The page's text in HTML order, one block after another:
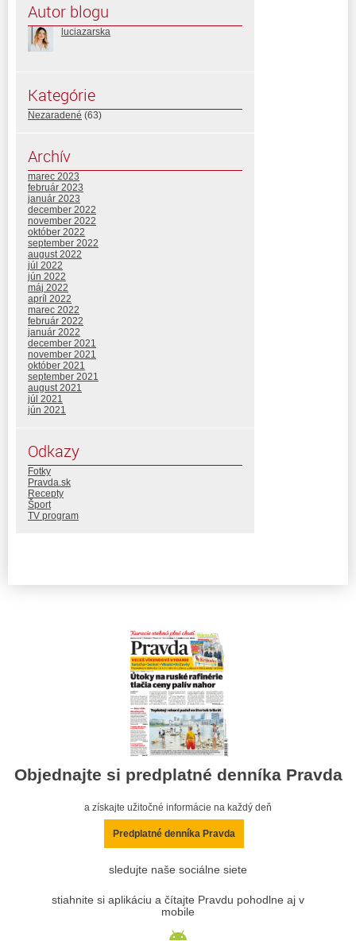
Autor blogu
luciazarska
Kategórie
Nezaradené (63)
Archív
marec 2023
február 2023
január 2023
december 2022
november 2022
október 2022
september 2022
august 2022
júl 2022
jún 2022
máj 2022
apríl 2022
marec 2022
február 2022
január 2022
december 2021
november 2021
október 2021
september 2021
august 2021
júl 2021
jún 2021
Odkazy
Fotky
Pravda.sk
Recepty
Šport
TV program
Objednajte si predplatné denníka Pravda
a získajte užitočné informácie na každý deň
Predplatné denníka Pravda
sledujte naše sociálne siete
stiahnite si aplikáciu a čítajte Pravdu pohodlne aj v
mobile